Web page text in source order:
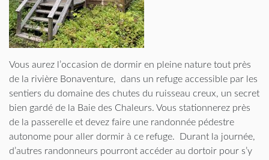
Vous aurez l’occasion de dormir en pleine nature tout près
de la rivière Bonaventure, dans un refuge accessible par les
sentiers du domaine des chutes du ruisseau creux, un secret
bien gardé de la Baie des Chaleurs. Vous stationnerez près
de la passerelle et devez faire une randonnée pédestre
autonome pour aller dormir à ce refuge. Durant la journée,
d’autres randonneurs pourront accéder au dortoir pour s’y